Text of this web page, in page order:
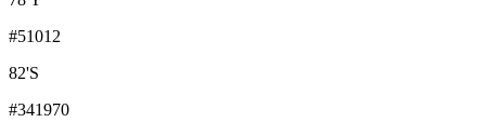
#51012
82'S
#341970